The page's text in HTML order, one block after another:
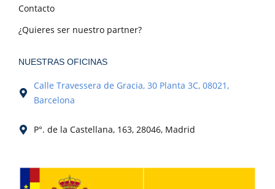
Contacto
¿Quieres ser nuestro partner?
NUESTRAS OFICINAS
Calle Travessera de Gracia, 30 Planta 3C, 08021,
Barcelona
P°. de la Castellana, 163, 28046, Madrid